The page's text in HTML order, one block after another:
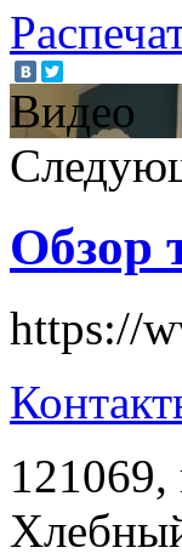
Видео
Обзор
https://
121069,